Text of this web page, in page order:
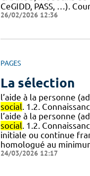
CeGIDD, PASS, …).
26/02/2026 12:36
PAGES
La sélection
l’aide à la personne
social. 1.2.
l’aide à la personne
social. 1.2.
initiale ou continue
homologué au
24/03/2026 12:17